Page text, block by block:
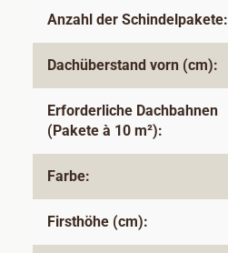
Anzahl der Schindelpakete:
Dachüberstand vorn (cm):
Erforderliche Dachbahnen
(Pakete à 10 m²):
Farbe:
Firsthöhe (cm):